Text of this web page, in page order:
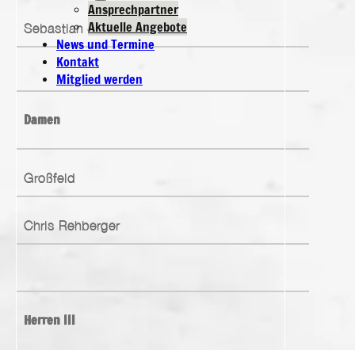
Ansprechpartner
Aktuelle Angebote
News und Termine
Kontakt
Mitglied werden
Sebastian Sauer
Damen
Großfeld
Chris Rehberger
Herren III